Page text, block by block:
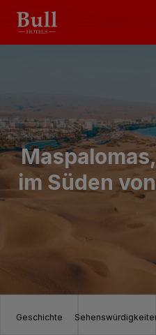
im Süden
Geschichte Sehenswürdigkeiten